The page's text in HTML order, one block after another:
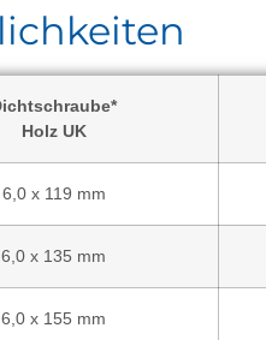
Holz UK
6,0 x 119 mm
6,0 x 135 mm
6,0 x 155 mm